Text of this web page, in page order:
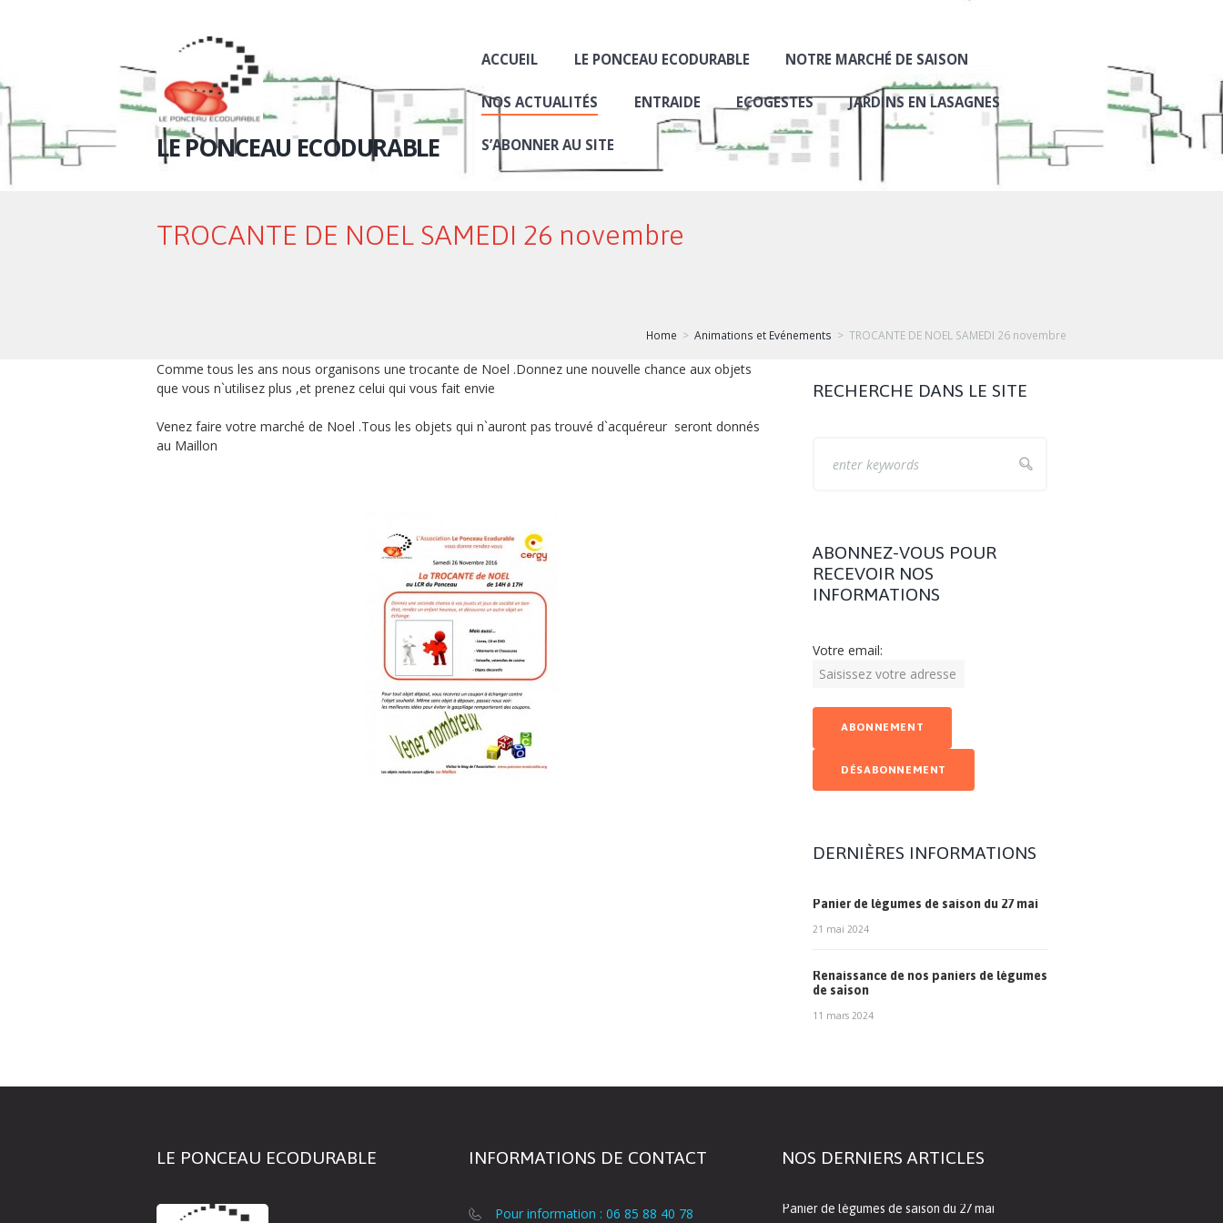
LE PONCEAU ECODURABLE
ACCUEIL LE PONCEAU ECODURABLE NOTRE MARCHÉ DE SAISON
NOS ACTUALITÉS ENTRAIDE ECOGESTES JARDINS EN LASAGNES
S’ABONNER AU SITE
TROCANTE DE NOEL SAMEDI 26 novembre
Home Animations et Evénements TROCANTE DE NOEL SAMEDI 26 novembre
Comme tous les ans nous organisons une trocante de Noel .Donnez une nouvelle chance aux objets
que vous n`utilisez plus ,et prenez celui qui vous fait envie
Venez faire votre marché de Noel .Tous les objets qui n`auront pas trouvé d`acquéreur seront donnés
au Maillon
RECHERCHE DANS LE SITE
ABONNEZ-VOUS POUR
RECEVOIR NOS
INFORMATIONS
Votre email:
DERNIÈRES INFORMATIONS
Panier de légumes de saison du 27 mai
21 mai 2024
Renaissance de nos paniers de légumes
de saison
11 mars 2024
LE PONCEAU ECODURABLE INFORMATIONS DE CONTACT
Pour information : 06 85 88 40 78
NOS DERNIERS ARTICLES
Panier de légumes de saison du 27 mai